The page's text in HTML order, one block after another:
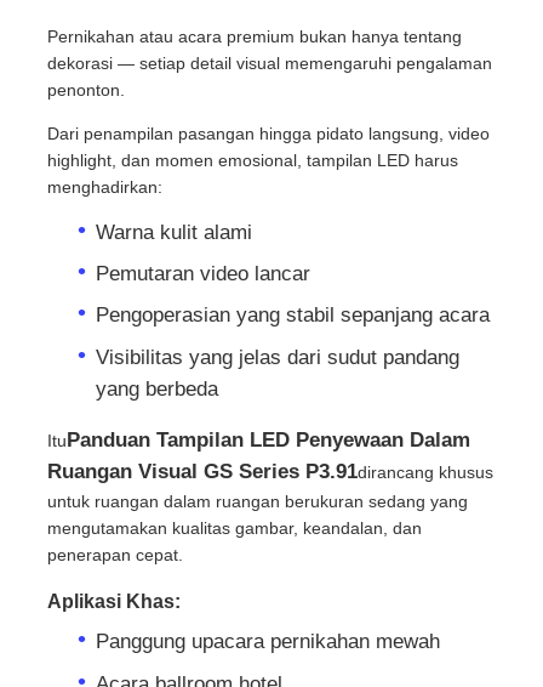
Berita
Kasus
Tampilan Dinding Video LED
Layar layar LED
layar dipimpin konser
Sewa layar LED panggung
Dinding video LED COB
Pernikahan atau acara premium bukan hanya tentang
dekorasi — setiap detail visual memengaruhi pengalaman
penonton.
Dari penampilan pasangan hingga pidato langsung, video
highlight, dan momen emosional, tampilan LED harus
menghadirkan:
Warna kulit alami
Pemutaran video lancar
Pengoperasian yang stabil sepanjang acara
Visibilitas yang jelas dari sudut pandang
yang berbeda
Itu Panduan Tampilan LED Penyewaan Dalam
Ruangan Visual GS Series P3.91dirancang khusus
untuk ruangan dalam ruangan berukuran sedang yang
mengutamakan kualitas gambar, keandalan, dan
penerapan cepat.
Aplikasi Khas:
Panggung upacara pernikahan mewah